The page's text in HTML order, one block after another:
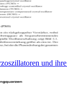
und